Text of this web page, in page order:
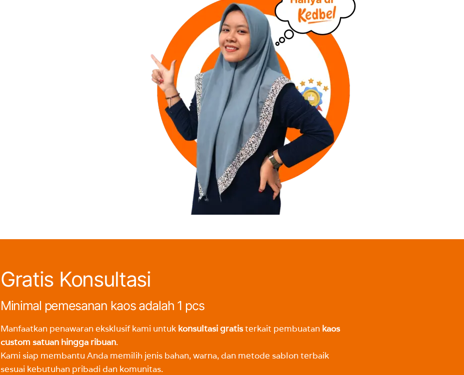
Gratis Konsultasi
Minimal pemesanan kaos adalah 1 pcs
Manfaatkan penawaran eksklusif kami untuk konsultasi gratisterkait pembuatan kaos
custom satuan hingga ribuan.
Kami siap membantu Anda memilih jenis bahan, warna, dan metode sablon terbaik
sesuai kebutuhan pribadi dan komunitas.